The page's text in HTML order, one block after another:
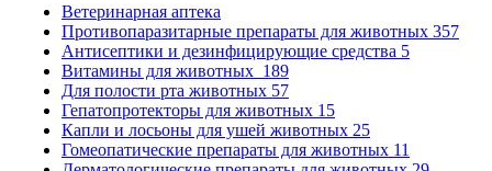
Ветеринарная аптека
Противопаразитарные препараты для животных 357
Антисептики и дезинфицирующие средства 5
Витамины для животных 189
Для полости рта животных 57
Гепатопротекторы для животных 15
Капли и лосьоны для ушей животных 25
Гомеопатические препараты для животных 11